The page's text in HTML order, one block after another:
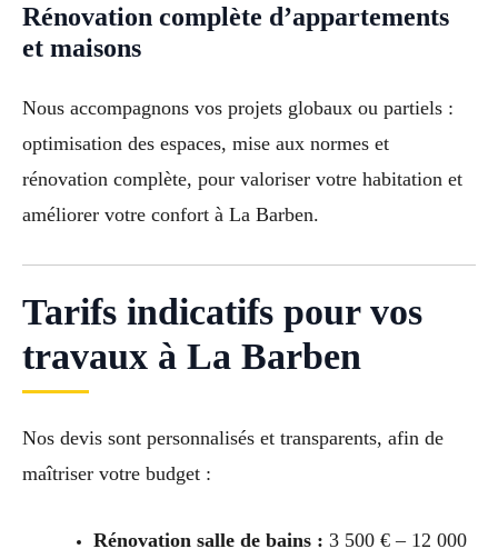
Rénovation complète d’appartements
et maisons
Nous accompagnons vos projets globaux ou partiels :
optimisation des espaces, mise aux normes et
rénovation complète, pour valoriser votre habitation et
améliorer votre confort à La Barben.
Tarifs indicatifs pour vos
travaux à La Barben
Nos devis sont personnalisés et transparents, afin de
maîtriser votre budget :
Rénovation salle de bains : 3 500 € – 12 000